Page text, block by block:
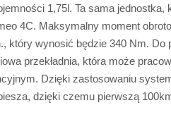
1,75l. Ta sama jednostka,
4C. Maksymalny moment
który wynosić będzie 340 Nm. Do
przekładnia, która może
Dzięki zastosowaniu
dzięki czemu pierwszą